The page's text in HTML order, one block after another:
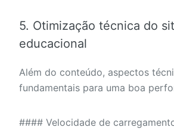
5. Otimização técnica do
educacional
Além do conteúdo, aspectos
fundamentais para uma boa
#### Velocidade de